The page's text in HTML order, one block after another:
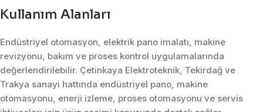
Kullanım Alanları
Endüstriyel otomasyon, elektrik pano imalatı, makine
revizyonu, bakım ve proses kontrol uygulamalarında
değerlendirilebilir. Çetinkaya Elektroteknik, Tekirdağ ve
Trakya sanayi hattında endüstriyel pano, makine
otomasyonu, enerji izleme, proses otomasyonu ve servis